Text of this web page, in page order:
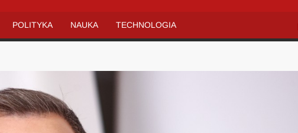
POLITYKA NAUKA TECHNOLOGIA